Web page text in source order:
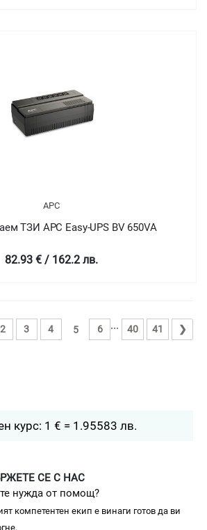
APC
ТЗИ APC Easy-UPS BV 650VA
82.93 € / 162.2 лв.
2 3 4 5 6 ... 40 41 ❯
курс: 1 € = 1.95583 лв.
СЕ С НАС
нужда от помощ?
компетентен екип е винаги готов да ви